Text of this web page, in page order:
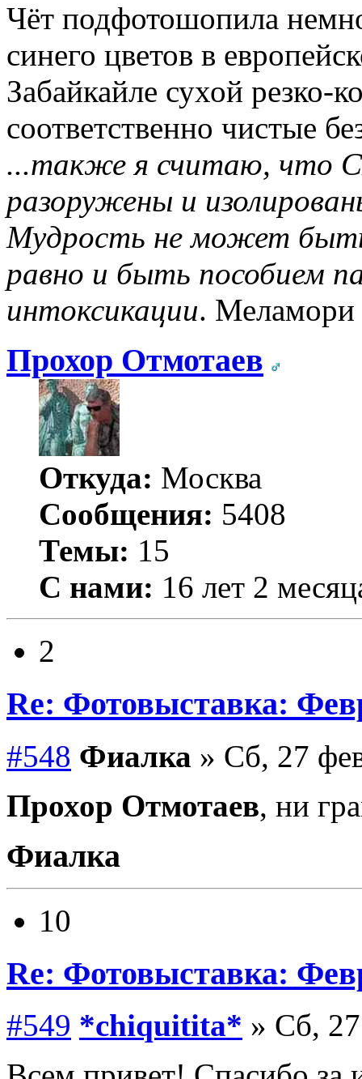
Чёт подфотошопила
синего цветов в
Забайкайле сухой резко-
соответственно чистые
...также я считаю, что
разоружены и
Мудрость не может быть
равно и быть пособием
интоксикации. Меламори
Прохор Отмотаев
Откуда: Москва
Сообщения: 5408
Темы: 15
С нами: 16 лет 2
2
Re: Фотовыставка:
#548 Фиалка » Сб, 27
Прохор Отмотаев, ни
Фиалка
10
Re: Фотовыставка:
#549 *chiquitita* » Сб,